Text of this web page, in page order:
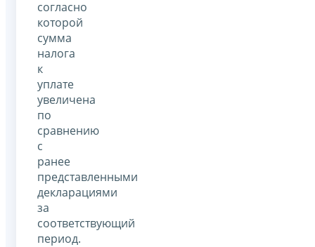
согласно
которой
сумма
налога
к
уплате
увеличена
по
сравнению
с
ранее
представленными
декларациями
за
соответствующий
период.